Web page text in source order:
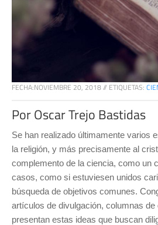
FECHA:NOVIEMBRE 20, 2018// ETIQUETAS:
Por Oscar Trejo Bastidas
Se han realizado últimamente varios
la religión, y más precisamente al
complemento de la ciencia, como un
casos, como si estuviesen unidos
búsqueda de objetivos comunes.
artículos de divulgación, columnas de
presentan estas ideas que buscan